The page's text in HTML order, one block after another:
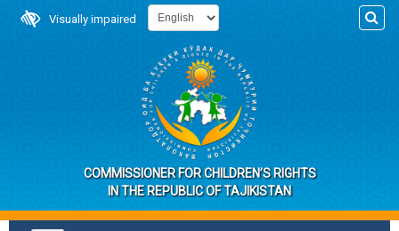
Visually impaired
COMMISSIONER FOR CHILDREN’S RIGHTS
IN THE REPUBLIC OF TAJIKISTAN